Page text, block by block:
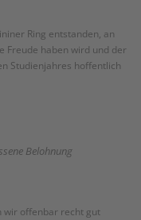
Ring entstanden, an
Freude haben wird und der
Studienjahres hoffentlich
Belohnung
wir offenbar recht gut